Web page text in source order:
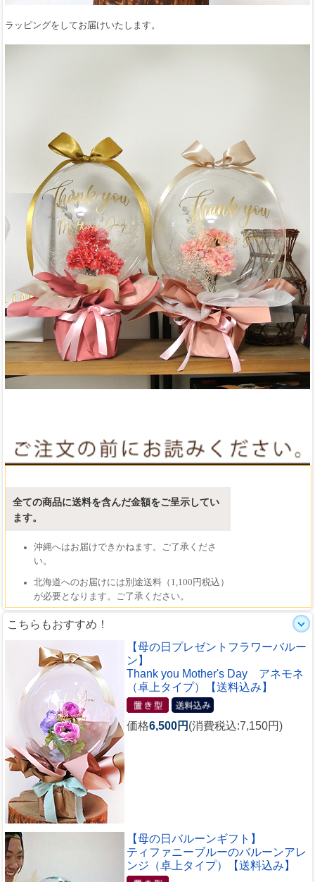
ラッピングをしてお届けいたします。
こちらもおすすめ！
【母の日プレゼントフラワーバルー
ン】
Thank you Mother's Day アネモネ
（卓上タイプ）【送料込み】
価格6,500円 (消費税込:7,150円)
【母の日バルーンギフト】
ティファニーブルーのバルーンアレ
ンジ（卓上タイプ）【送料込み】